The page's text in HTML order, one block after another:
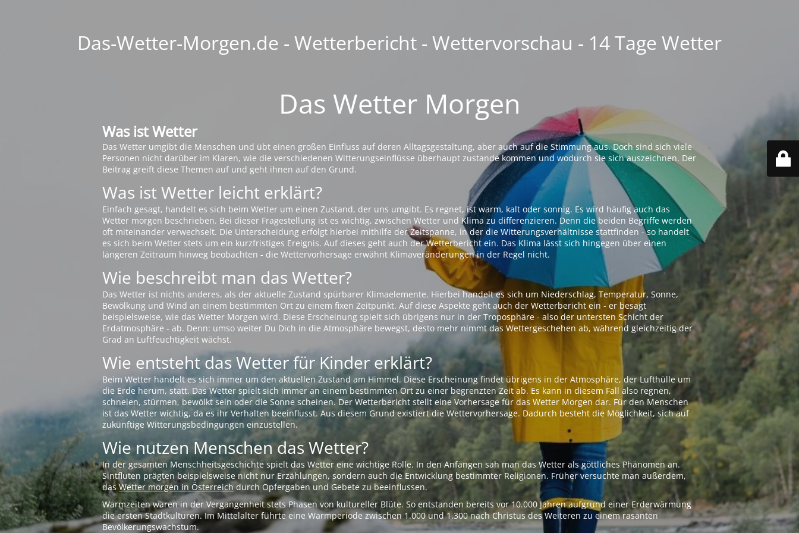
Das-Wetter-Morgen.de - Wetterbericht - Wettervorschau - 14 Tage Wetter
Das Wetter Morgen
Was ist Wetter
Das Wetter umgibt die Menschen und übt einen großen Einfluss auf deren Alltagsgestaltung, aber auch auf die Stimmung aus. Doch sind sich viele
Personen nicht darüber im Klaren, wie die verschiedenen Witterungseinflüsse überhaupt zustande kommen und wodurch sie sich auszeichnen. Der
Beitrag greift diese Themen auf und geht ihnen auf den Grund.
Was ist Wetter leicht erklärt?
Einfach gesagt, handelt es sich beim Wetter um einen Zustand, der uns umgibt. Es regnet, ist warm, kalt oder sonnig. Es wird häufig auch das
Wetter morgen beschrieben. Bei dieser Fragestellung ist es wichtig, zwischen Wetter und Klima zu differenzieren. Denn die beiden Begriffe werden
oft miteinander verwechselt. Die Unterscheidung erfolgt hierbei mithilfe der Zeitspanne, in der die Witterungsverhältnisse stattfinden - so handelt
es sich beim Wetter stets um ein kurzfristiges Ereignis. Auf dieses geht auch der Wetterbericht ein. Das Klima lässt sich hingegen über einen
längeren Zeitraum hinweg beobachten - die Wettervorhersage erwähnt Klimaveränderungen in der Regel nicht.
Wie beschreibt man das Wetter?
Das Wetter ist nichts anderes, als der aktuelle Zustand spürbarer Klimaelemente. Hierbei handelt es sich um Niederschlag, Temperatur, Sonne,
Bewölkung und Wind an einem bestimmten Ort zu einem fixen Zeitpunkt. Auf diese Aspekte geht auch der Wetterbericht ein - er besagt
beispielsweise, wie das Wetter Morgen wird. Diese Erscheinung spielt sich übrigens nur in der Troposphäre - also der untersten Schicht der
Erdatmosphäre - ab. Denn: umso weiter Du Dich in die Atmosphäre bewegst, desto mehr nimmt das Wettergeschehen ab, während gleichzeitig der
Grad an Luftfeuchtigkeit wächst.
Wie entsteht das Wetter für Kinder erklärt?
Beim Wetter handelt es sich immer um den aktuellen Zustand am Himmel. Diese Erscheinung findet übrigens in der Atmosphäre, der Lufthülle um
die Erde herum, statt. Das Wetter spielt sich immer an einem bestimmten Ort zu einer begrenzten Zeit ab. Es kann in diesem Fall also regnen,
schneien, stürmen, bewölkt sein oder die Sonne scheinen. Der Wetterbericht stellt eine Vorhersage für das Wetter Morgen dar. Für den Menschen
ist das Wetter wichtig, da es ihr Verhalten beeinflusst. Aus diesem Grund existiert die Wettervorhersage. Dadurch besteht die Möglichkeit, sich auf
zukünftige Witterungsbedingungen einzustellen.
Wie nutzen Menschen das Wetter?
In der gesamten Menschheitsgeschichte spielt das Wetter eine wichtige Rolle. In den Anfängen sah man das Wetter als göttliches Phänomen an.
Sintfluten prägten beispielsweise nicht nur Erzählungen, sondern auch die Entwicklung bestimmter Religionen. Früher versuchte man außerdem,
dasWetter morgen in Österreichdurch Opfergaben und Gebete zu beeinflussen.
Warmzeiten waren in der Vergangenheit stets Phasen von kultureller Blüte. So entstanden bereits vor 10.000 Jahren aufgrund einer Erderwärmung
die ersten Stadtkulturen. Im Mittelalter führte eine Warmperiode zwischen 1.000 und 1.300 nach Christus des Weiteren zu einem rasanten
Bevölkerungswachstum.